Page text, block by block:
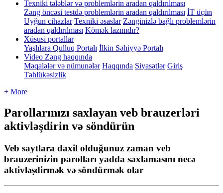
Texniki tələblər və problemlərin aradan qaldırılması
Zəng öncəsi testdə problemlərin aradan qaldırılması İT üçün
Uyğun cihazlar Texniki əsaslar Zənginizlə bağlı problemlərin
aradan qaldırılması Kömək lazımdır?
Xüsusi portallar
Yaşlılara Qulluq Portalı İlkin Səhiyyə Portalı
Video Zəng haqqında
Məqalələr və nümunələr Haqqında Siyasətlər Giriş
Təhlükəsizlik
+ More
Parollarınızı saxlayan veb brauzerləri
aktivləşdirin və söndürün
Veb saytlara daxil olduğunuz zaman veb
brauzerinizin parolları yadda saxlamasını necə
aktivləşdirmək və söndürmək olar